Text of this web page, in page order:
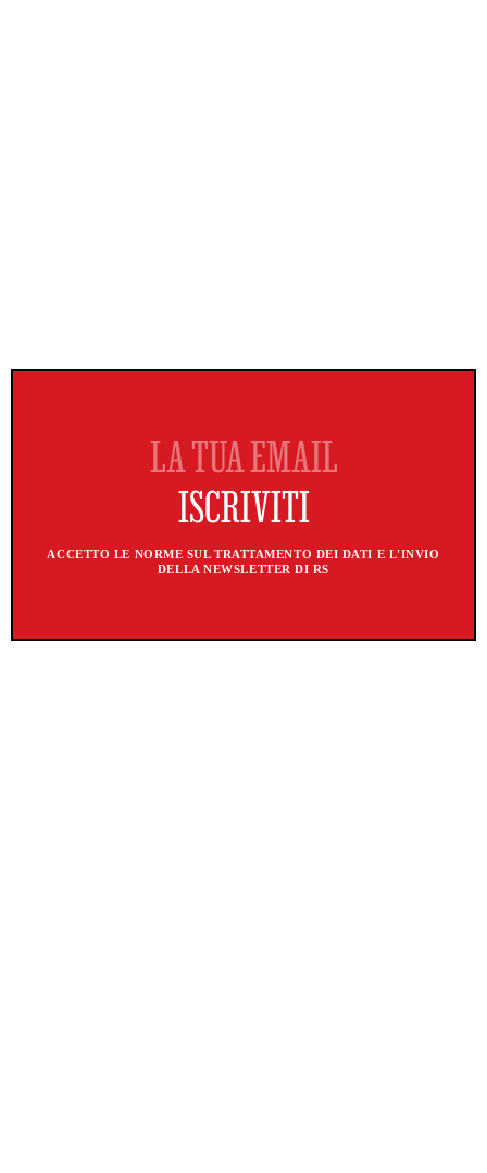
ACCETTO LE NORME SUL TRATTAMENTO DEI DATI E L'INVIO
DELLA NEWSLETTER DI RS